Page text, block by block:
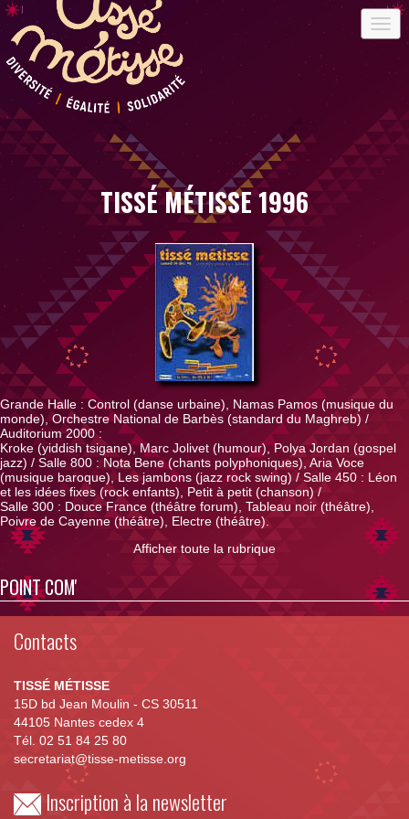
TISSÉ MÉTISSE 1996
Grande Halle : Control (danse urbaine), Namas Pamos (musique du
monde), Orchestre National de Barbès (standard du Maghreb) /
Auditorium 2000 :
Kroke (yiddish tsigane), Marc Jolivet (humour), Polya Jordan (gospel
jazz) / Salle 800 : Nota Bene (chants polyphoniques), Aria Voce
(musique baroque), Les jambons (jazz rock swing) / Salle 450 : Léon
et les idées fixes (rock enfants), Petit à petit (chanson) /
Salle 300 : Douce France (théâtre forum), Tableau noir (théâtre),
Poivre de Cayenne (théâtre), Electre (théâtre).
Afficher toute la rubrique
POINT COM'
Contacts
TISSÉ MÉTISSE
15D bd Jean Moulin - CS 30511
44105 Nantes cedex 4
Tél. 02 51 84 25 80
secretariat@tisse-metisse.org
Inscription à la newsletter